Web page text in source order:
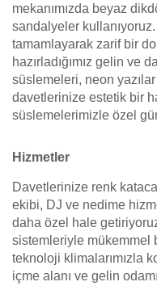
mekanımızda beyaz
sandalyeler kullanıyoruz.
tamamlayarak zarif bir
hazırladığımız gelin ve
süslemeleri, neon
davetlerinize estetik bir
süslemelerimizle özel
Hizmetler
Davetlerinize renk
ekibi, DJ ve nedime
daha özel hale
sistemleriyle mükemmel
teknoloji klimalarımızla
içme alanı ve gelin